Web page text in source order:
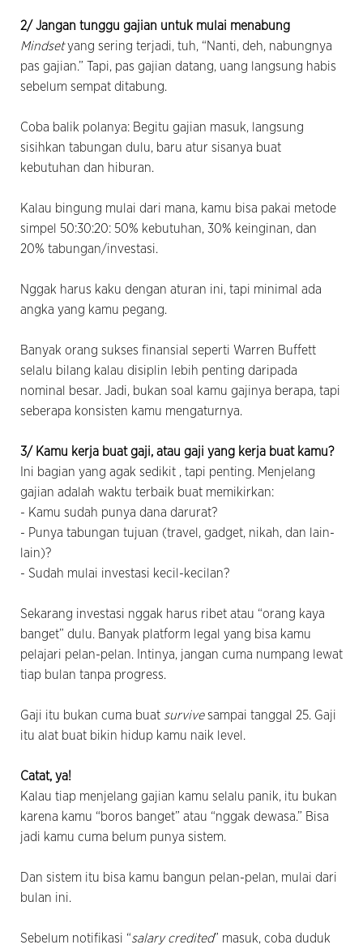
2/ Jangan tunggu gajian untuk mulai menabung
Mindsetyang sering terjadi, tuh, “Nanti, deh, nabungnya
pas gajian.” Tapi, pas gajian datang, uang langsung habis
sebelum sempat ditabung.
Coba balik polanya: Begitu gajian masuk, langsung
sisihkan tabungan dulu, baru atur sisanya buat
kebutuhan dan hiburan.
Kalau bingung mulai dari mana, kamu bisa pakai metode
simpel 50:30:20: 50% kebutuhan, 30% keinginan, dan
20% tabungan/investasi.
Nggak harus kaku dengan aturan ini, tapi minimal ada
angka yang kamu pegang.
Banyak orang sukses finansial seperti Warren Buffett
selalu bilang kalau disiplin lebih penting daripada
nominal besar. Jadi, bukan soal kamu gajinya berapa, tapi
seberapa konsisten kamu mengaturnya.
3/ Kamu kerja buat gaji, atau gaji yang kerja buat kamu?
Ini bagian yang agak sedikit , tapi penting. Menjelang
gajian adalah waktu terbaik buat memikirkan:
- Kamu sudah punya dana darurat?
- Punya tabungan tujuan (travel, gadget, nikah, dan lain-
lain)?
- Sudah mulai investasi kecil-kecilan?
Sekarang investasi nggak harus ribet atau “orang kaya
banget” dulu. Banyak platform legal yang bisa kamu
pelajari pelan-pelan. Intinya, jangan cuma numpang lewat
tiap bulan tanpa progress.
Gaji itu bukan cuma buat survivesampai tanggal 25. Gaji
itu alat buat bikin hidup kamu naik level.
Catat, ya!
Kalau tiap menjelang gajian kamu selalu panik, itu bukan
karena kamu “boros banget” atau “nggak dewasa.” Bisa
jadi kamu cuma belum punya sistem.
Dan sistem itu bisa kamu bangun pelan-pelan, mulai dari
bulan ini.
Sebelum notifikasi “salary credited” masuk, coba duduk